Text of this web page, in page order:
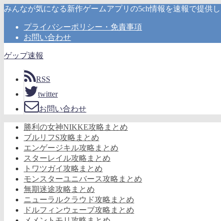
みんなが気になる新作ゲームアプリの5ch情報を速報で提供
プライバシーポリシー・免責事項
お問い合わせ
ゲップ速報
RSS
twitter
お問い合わせ
勝利の女神NIKKE攻略まとめ
ブルリフS攻略まとめ
エンゲージキル攻略まとめ
スターレイル攻略まとめ
トワツガイ攻略まとめ
モンスターユニバース攻略まとめ
無期迷途攻略まとめ
ニューラルクラウド攻略まとめ
ドルフィンウェーブ攻略まとめ